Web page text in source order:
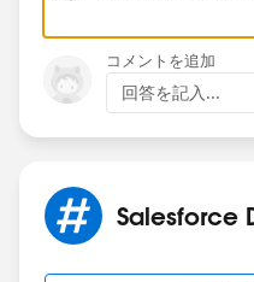
コメントを追加
回答を記入...
Salesforce